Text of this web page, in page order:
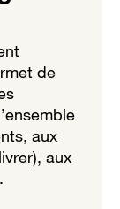
de
aux
aux